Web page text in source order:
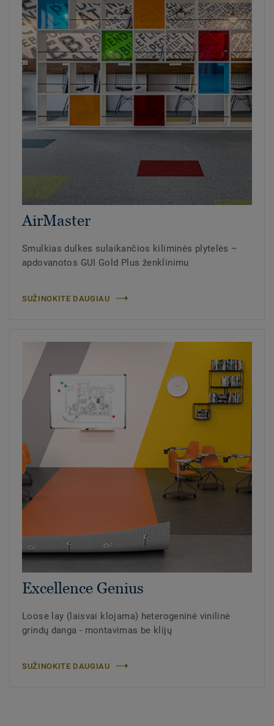
AirMaster
Smulkias dulkes sulaikančios kiliminės plytelės –
apdovanotos GUI Gold Plus ženklinimu
SUŽINOKITE DAUGIAU
Excellence Genius
Loose lay (laisvai klojama) heterogeninė vinilinė
grindų danga - montavimas be klijų
SUŽINOKITE DAUGIAU